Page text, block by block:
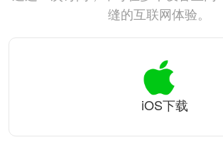
缝的互联网体验。
iOS下载